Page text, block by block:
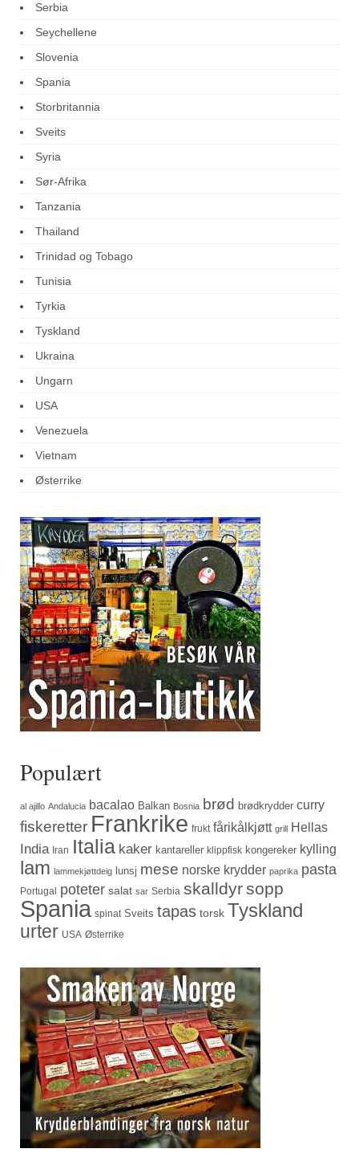
Serbia
Seychellene
Slovenia
Spania
Storbritannia
Sveits
Syria
Sør-Afrika
Tanzania
Thailand
Trinidad og Tobago
Tunisia
Tyrkia
Tyskland
Ukraina
Ungarn
USA
Venezuela
Vietnam
Østerrike
Populært
al ajillo Andalucia bacalao Balkan Bosnia brød brødkrydder curry
fiskeretter Frankrike frukt fårikålkjøtt grill Hellas
India Iran Italia kaker kantareller klippfisk kongereker kylling
lam lammekjøttdeig lunsj mese norske krydder paprika pasta
Portugal poteter salat sar Serbia skalldyrsopp
Spania spinat Sveits tapas torsk Tyskland
urter USA Østerrike